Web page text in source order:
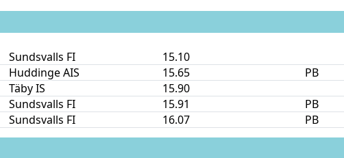
Sundsvalls FI
15.10
Huddinge AIS 15.65
PB
Täby IS
15.90
Sundsvalls FI 15.91
PB
Sundsvalls FI 16.07 PB